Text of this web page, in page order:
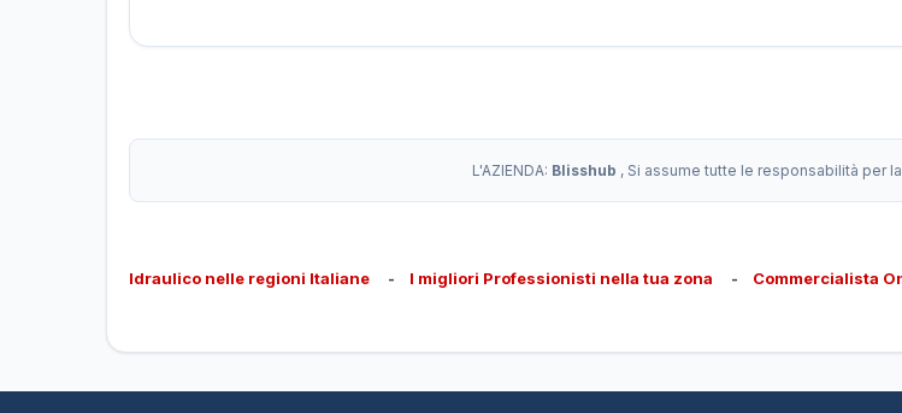
L'AZIENDA: Blisshub , Si assume tutte le responsabilità per
Idraulico nelle regioni Italiane - I migliori Professionisti nella tua zona - Commercialista